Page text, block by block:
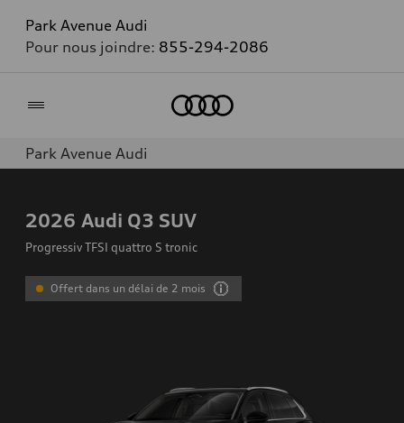
Park Avenue Audi
Pour nous joindre: 855-294-2086
Park Avenue Audi
2026 Audi Q3 SUV
Progressiv TFSI quattro S tronic
Offert dans un délai de 2 mois